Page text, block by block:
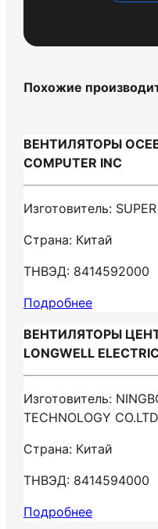
Похожие
ВЕНТИЛЯТОРЫ
COMPUTER INC
Изготовитель:
Страна: Китай
ТНВЭД: 8414592000
Подробнее
ВЕНТИЛЯТОРЫ
LONGWELL
Изготовитель:
TECHNOLOGY CO.LTD
Страна: Китай
ТНВЭД: 8414594000
Подробнее